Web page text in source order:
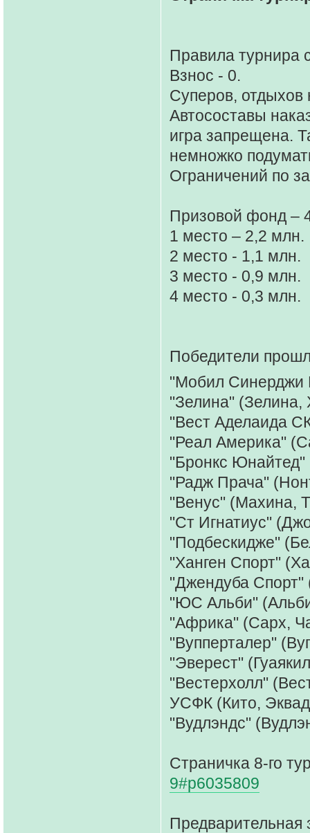
Правила турнира
Взнос - 0.
Суперов, отдыхов
Автосоcтавы
игра запрещена.
немножко
Ограничений по
Призовой фонд –
1 место – 2,2 млн.
2 место - 1,1 млн.
3 место - 0,9 млн.
4 место - 0,3 млн.
Победители
"Мобил Синерджи
"Зелина" (Зелина,
"Вест Аделаида
"Реал Америка"
"Бронкс Юнайтед"
"Радж Прача"
"Венус" (Махина,
"Ст Игнатиус"
"Подбескидже"
"Ханген Спорт"
"Джендуба Спорт"
"ЮС Альби"
"Африка" (Сарх,
"Вупперталер"
"Эверест"
"Вестерхолл"
УСФК (Кито,
"Вудлэндс"
Страничка 8-го
9#p6035809